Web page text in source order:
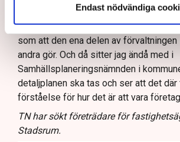
Endast nödvändiga
– Det blir ett avbräck, naturligtvis. Men
mig åt allt diskuterande fram och
som att den ena delen av
andra gör. Och då sitter jag ändå med i
Samhällsplaneringsnämnden i
detaljplanen ska tas och ser att det där
förståelse för hur det är att vara
TN har sökt företrädare för
Stadsrum.